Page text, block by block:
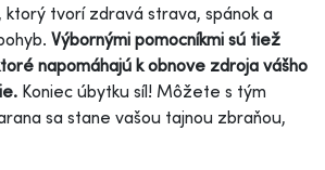
tvorí zdravá strava, spánok a
Výbornými pomocníkmi sú tiež
napomáhajú k obnove zdroja vášho
Koniec úbytku síl! Môžete s tým
sa stane vašou tajnou zbraňou,